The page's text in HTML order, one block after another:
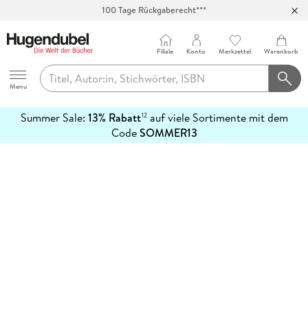
100 Tage Rückgaberecht***
Hugendubel
Menu
Filiale Konto Merkzettel Warenkorb
Summer Sale: 13% Rabatt12auf viele Sortimente mit dem
CodeSOMMER13
erfahren